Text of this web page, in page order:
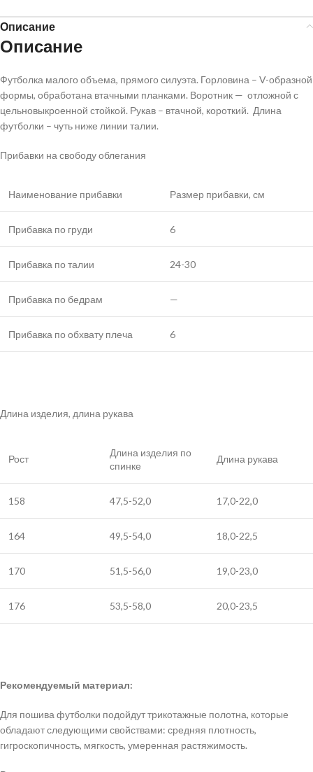
Описание
Описание
Футболка малого объема, прямого силуэта. Горловина – V-образной
формы, обработана втачными планками. Воротник — отложной с
цельновыкроенной стойкой. Рукав – втачной, короткий. Длина
футболки – чуть ниже линии талии.
Прибавки на свободу облегания
Наименование прибавки Размер прибавки, см
Прибавка по груди 6
Прибавка по талии 24-30
Прибавка по бедрам —
Прибавка по обхвату плеча 6
Длина изделия, длина рукава
Рост
Длина изделия по
спинке
Длина рукава
158 47,5-52,0 17,0-22,0
164 49,5-54,0 18,0-22,5
170 51,5-56,0 19,0-23,0
176 53,5-58,0 20,0-23,5
Рекомендуемый материал:
Для пошива футболки подойдут трикотажные полотна, которые
обладают следующими свойствами: средняя плотность,
гигроскопичность, мягкость, умеренная растяжимость.